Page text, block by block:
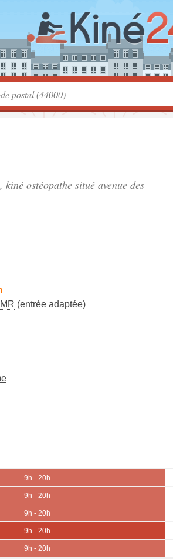
ostéopathe situé avenue des
(entrée adaptée)
9h - 20h
9h - 20h
9h - 20h
9h - 20h
9h - 20h